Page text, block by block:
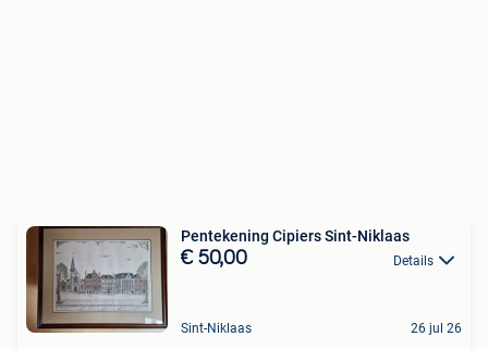
Pentekening Cipiers Sint-Niklaas
€ 50,00 Details
Sint-Niklaas 26 jul 26